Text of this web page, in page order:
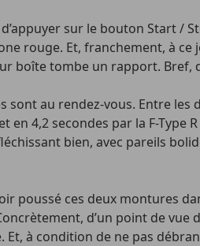
sur le bouton Start
rouge. Et, franchement, à
boîte tombe un rapport.
au rendez-vous. Entre
4,2 secondes par la F-
bien, avec pareils
poussé ces deux
d’un point de
à condition de ne pas